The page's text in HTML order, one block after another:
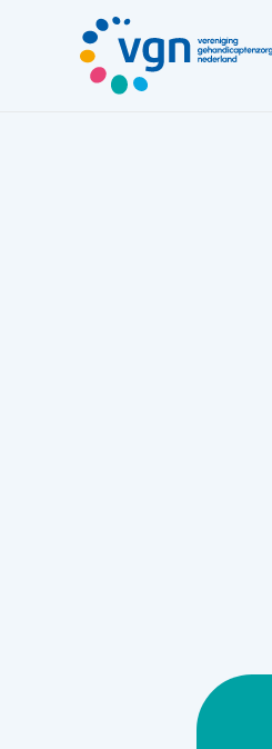
hoofdinhoud